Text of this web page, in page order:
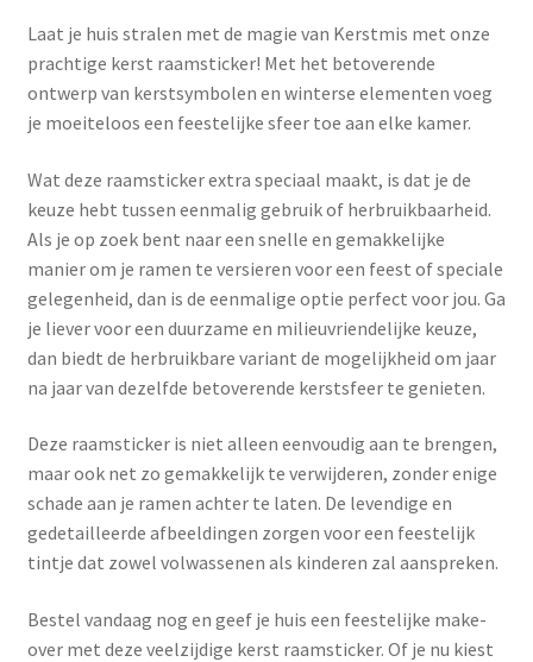
Laat je huis stralen met de magie van Kerstmis met onze
prachtige kerst raamsticker! Met het betoverende
ontwerp van kerstsymbolen en winterse elementen voeg
je moeiteloos een feestelijke sfeer toe aan elke kamer.
Wat deze raamsticker extra speciaal maakt, is dat je de
keuze hebt tussen eenmalig gebruik of herbruikbaarheid.
Als je op zoek bent naar een snelle en gemakkelijke
manier om je ramen te versieren voor een feest of speciale
gelegenheid, dan is de eenmalige optie perfect voor jou. Ga
je liever voor een duurzame en milieuvriendelijke keuze,
dan biedt de herbruikbare variant de mogelijkheid om jaar
na jaar van dezelfde betoverende kerstsfeer te genieten.
Deze raamsticker is niet alleen eenvoudig aan te brengen,
maar ook net zo gemakkelijk te verwijderen, zonder enige
schade aan je ramen achter te laten. De levendige en
gedetailleerde afbeeldingen zorgen voor een feestelijk
tintje dat zowel volwassenen als kinderen zal aanspreken.
Bestel vandaag nog en geef je huis een feestelijke make-
over met deze veelzijdige kerst raamsticker. Of je nu kiest